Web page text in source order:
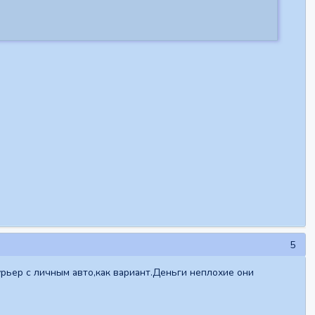
5
с личным авто,как вариант.Деньги неплохие они